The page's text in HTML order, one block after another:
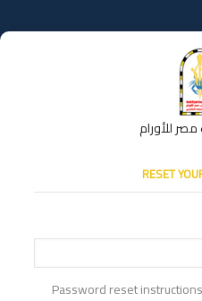
للأورام
RESET
Password reset